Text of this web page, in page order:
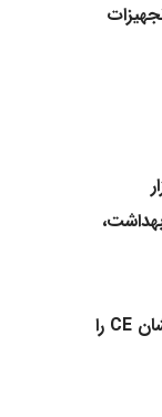
CE را